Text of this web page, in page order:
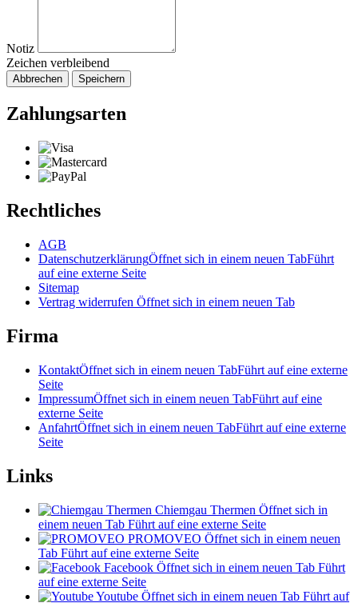
Notiz
Zeichen verbleibend
Abbrechen Speichern
Zahlungsarten
Rechtliches
AGB
DatenschutzerklärungÖffnet sich in einem neuen TabFührt
auf eine externe Seite
Sitemap
Vertrag widerrufen Öffnet sich in einem neuen Tab
Firma
KontaktÖffnet sich in einem neuen TabFührt auf eine externe
Seite
ImpressumÖffnet sich in einem neuen TabFührt auf eine
externe Seite
AnfahrtÖffnet sich in einem neuen TabFührt auf eine externe
Seite
Links
Chiemgau Thermen Öffnet sich in
einem neuen Tab Führt auf eine externe Seite
PROMOVEO Öffnet sich in einem neuen
Tab Führt auf eine externe Seite
Facebook Öffnet sich in einem neuen Tab Führt
auf eine externe Seite
Youtube Öffnet sich in einem neuen Tab Führt auf